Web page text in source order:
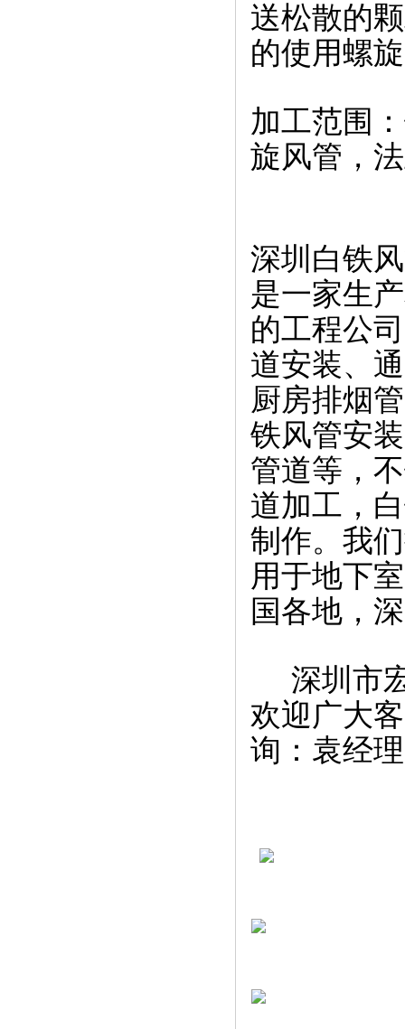
送松散的
的使用螺
加工范围
旋风管，
深圳白铁
是一家生
的工程公
道安装、
厨房排烟
铁风管安
管道等，
道加工，
制作。我
用于地下
国各地，
深圳市宏
欢迎广大
询：袁经